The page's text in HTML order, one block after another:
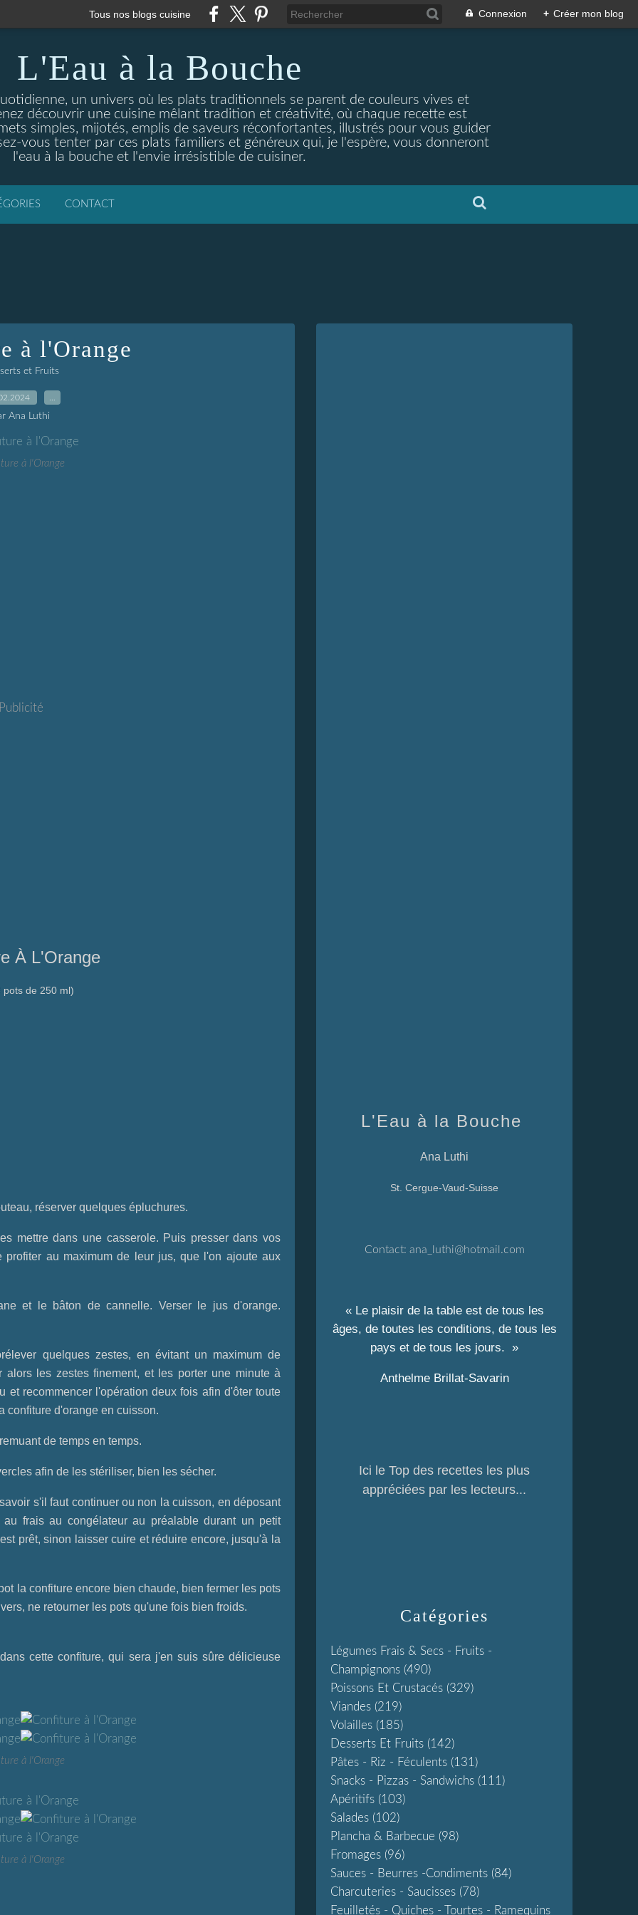
Tous nos blogs cuisine Connexion + Créer mon blog
L'Eau à la Bouche
un univers où les plats traditionnels se parent de couleurs vives et
découvrir une cuisine mêlant tradition et créativité, où chaque recette est
simples, mijotés, emplis de saveurs réconfortantes, illustrés pour vous guider
vous tenter par ces plats familiers et généreux qui, je l'espère, vous donneront
l'eau à la bouche et l'envie irrésistible de cuisiner.
CONTACT
à l'Orange
et Fruits
Ana Luthi
à l'Orange
Publicité
À L'Orange
pots de 250 ml)
réserver quelques épluchures.
mettre dans une casserole. Puis presser dans vos
au maximum de leur jus, que l'on ajoute aux
et le bâton de cannelle. Verser le jus d'orange.
quelques zestes, en évitant un maximum de
les zestes finement, et les porter une minute à
et recommencer l'opération deux fois afin d'ôter toute
confiture d'orange en cuisson.
de temps en temps.
afin de les stériliser, bien les sécher.
s'il faut continuer ou non la cuisson, en déposant
frais au congélateur au préalable durant un petit
prêt, sinon laisser cuire et réduire encore, jusqu'à la
la confiture encore bien chaude, bien fermer les pots
ne retourner les pots qu'une fois bien froids.
cette confiture, qui sera j'en suis sûre délicieuse
à l'Orange
à l'Orange
Catégories
Légumes Frais & Secs - Fruits -
Champignons (490)
Poissons Et Crustacés (329)
Viandes (219)
Volailles (185)
Desserts Et Fruits (142)
Pâtes - Riz - Féculents (131)
Snacks - Pizzas - Sandwichs (111)
Apéritifs (103)
Salades (102)
Plancha & Barbecue (98)
Fromages (96)
Sauces - Beurres -condiments (84)
Charcuteries - Saucisses (78)
Feuilletés - Quiches - Tourtes - Ramequins
L'Eau à la Bouche
Ana Luthi
St. Cergue-Vaud-Suisse
Contact: ana_luthi@hotmail.com
« Le plaisir de la table est de tous les
âges, de toutes les conditions, de tous les
pays et de tous les jours. »
Anthelme Brillat-Savarin
Ici le Top des recettes les plus
appréciées par les lecteurs...